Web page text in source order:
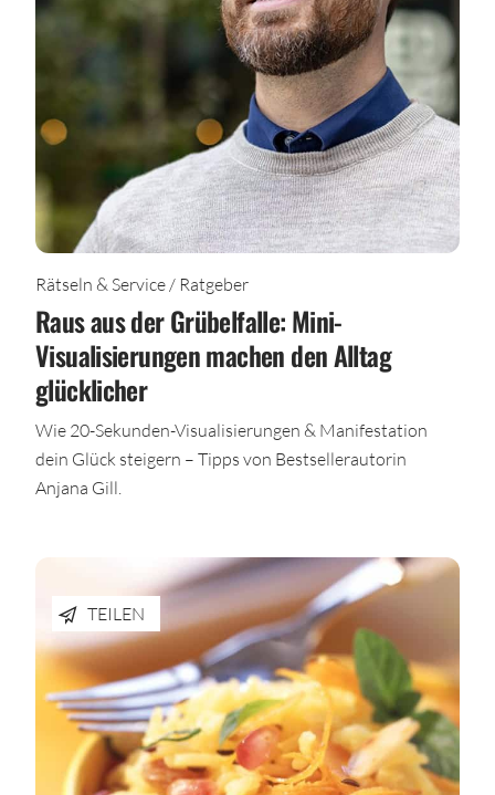
Rätseln & Service / Ratgeber
Raus aus der Grübelfalle: Mini-
Visualisierungen machen den Alltag
glücklicher
Wie 20-Sekunden-Visualisierungen & Manifestation
dein Glück steigern – Tipps von Bestsellerautorin
Anjana Gill.
TEILEN